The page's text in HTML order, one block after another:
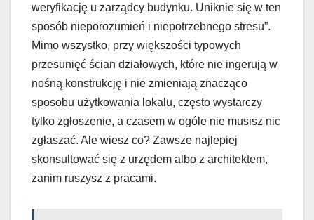
weryfikację u zarządcy budynku. Uniknie się w ten
sposób nieporozumień i niepotrzebnego stresu”.
Mimo wszystko, przy większości typowych
przesunięć ścian działowych, które nie ingerują w
nośną konstrukcję i nie zmieniają znacząco
sposobu użytkowania lokalu, często wystarczy
tylko zgłoszenie, a czasem w ogóle nie musisz nic
zgłaszać. Ale wiesz co? Zawsze najlepiej
skonsultować się z urzędem albo z architektem,
zanim ruszysz z pracami.